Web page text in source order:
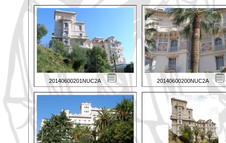
20140600201NUC2A 20140600200NUC2A